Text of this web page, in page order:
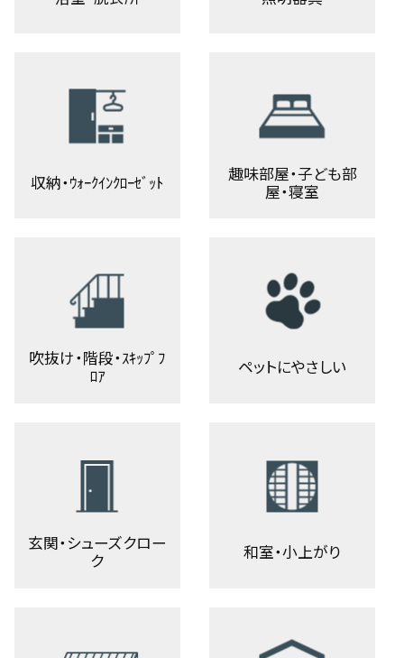
収納・ｳｫｰｸｲﾝｸﾛｰｾﾞｯﾄ
趣味部屋・子ども部
屋・寝室
吹抜け・階段・ｽｷｯﾌﾟﾌ
ﾛｱ
ペットにやさしい
玄関・シューズクロー
ク
和室・小上がり